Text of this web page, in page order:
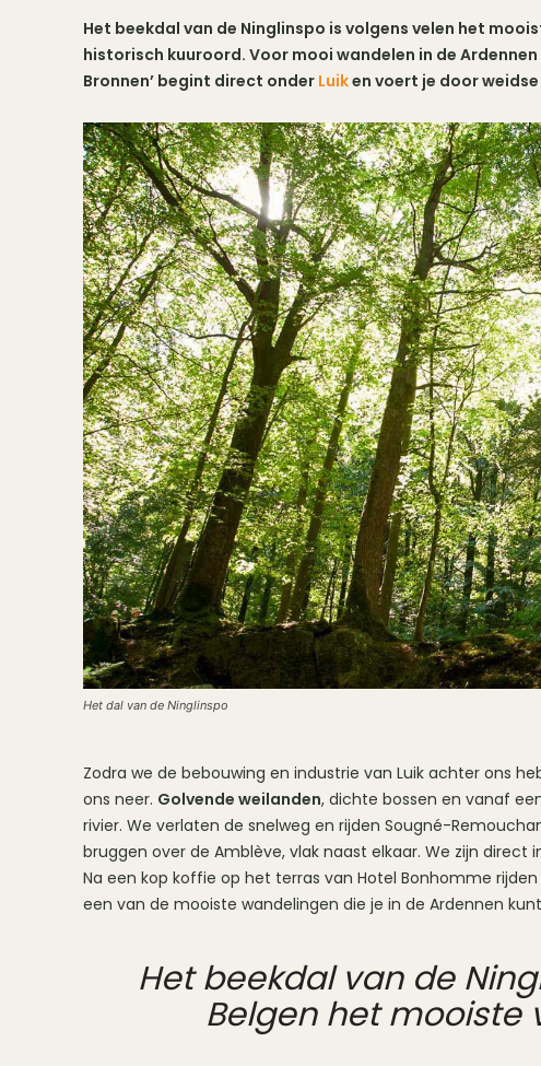
Het beekdal van de Ninglinspo is volgens velen het
historisch kuuroord. Voor mooi wandelen in de Ardennen
Bronnen’ begint direct onder Luiken voert je door
Het dal van de Ninglinspo
Zodra we de bebouwing en industrie van Luik achter ons
ons neer. Golvende weilanden, dichte bossen en vanaf
rivier. We verlaten de snelweg en rijden Sougné-
bruggen over de Amblève, vlak naast elkaar. We zijn direct
Na een kop koffie op het terras van Hotel Bonhomme
een van de mooiste wandelingen die je in de Ardennen
Het beekdal van de
Belgen het mooiste